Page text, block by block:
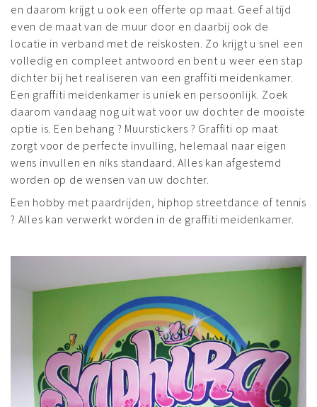
en daarom krijgt u ook een offerte op maat. Geef altijd
even de maat van de muur door en daarbij ook de
locatie in verband met de reiskosten. Zo krijgt u snel een
volledig en compleet antwoord en bent u weer een stap
dichter bij het realiseren van een graffiti meidenkamer.
Een graffiti meidenkamer is uniek en persoonlijk. Zoek
daarom vandaag nog uit wat voor uw dochter de mooiste
optie is. Een behang ? Muurstickers ? Graffiti op maat
zorgt voor de perfecte invulling, helemaal naar eigen
wens invullen en niks standaard. Alles kan afgestemd
worden op de wensen van uw dochter.
Een hobby met paardrijden, hiphop streetdance of tennis
? Alles kan verwerkt worden in de graffiti meidenkamer.